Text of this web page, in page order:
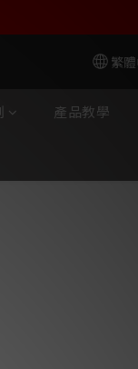
繁
產品教學